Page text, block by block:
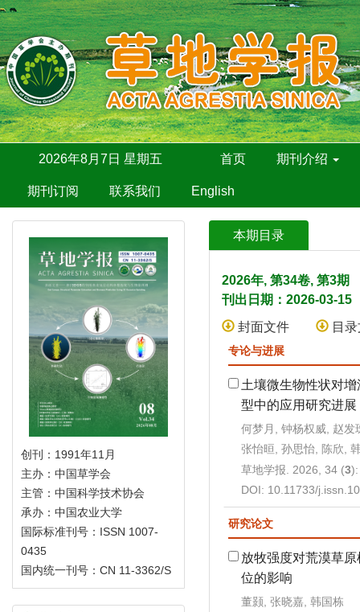
2026年8月7日 星期五 首页 期刊介绍
期刊订阅 联系我们 English
本期目录
2026年, 第34卷, 第3
刊出日期：2026-03-15
封面文件
目
专论与进展
土壤微生物性状对
型中的应用研究进展
何梦月, 钟杨权威, 赵发
张怡晅, 孙思怡, 陈欣,
草地学报. 2026, 34 (3
DOI: 10.11733/
研究论文
放牧强度对荒漠草
位的影响
董颢, 张晓嘉, 韩国栋
创刊：1991年11月
主办：中国草学会
主管：中国科学技术协会
承办：中国农业大学
国际标准刊号：ISSN 1007-
0435
国内统一刊号：CN 11-3362/S